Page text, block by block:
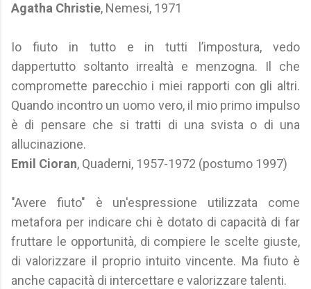
Agatha Christie, Nemesi, 1971
Io fiuto in tutto e in tutti l’impostura, vedo
dappertutto soltanto irrealtà e menzogna. Il che
compromette parecchio i miei rapporti con gli altri.
Quando incontro un uomo vero, il mio primo impulso
è di pensare che si tratti di una svista o di una
allucinazione.
Emil Cioran, Quaderni, 1957-1972 (postumo 1997)
"Avere fiuto" è un'espressione utilizzata come
metafora per indicare chi è dotato di capacità di far
fruttare le opportunità, di compiere le scelte giuste,
di valorizzare il proprio intuito vincente. Ma fiuto è
anche capacità di intercettare e valorizzare talenti.